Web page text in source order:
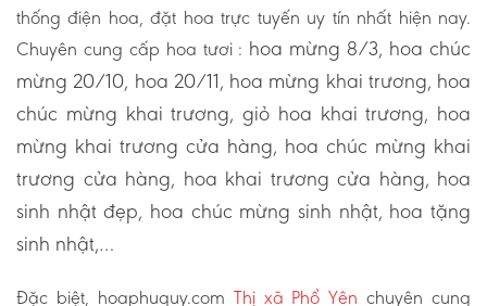
thống điện hoa, đặt hoa trực tuyến uy tín nhất hiện nay.
Chuyên cung cấp hoa tươi : hoa mừng 8/3, hoa chúc
mừng 20/10, hoa 20/11, hoa mừng khai trương, hoa
chúc mừng khai trương, giỏ hoa khai trương, hoa
mừng khai trương cửa hàng, hoa chúc mừng khai
trương cửa hàng, hoa khai trương cửa hàng, hoa
sinh nhật đẹp, hoa chúc mừng sinh nhật, hoa tặng
sinh nhật,…
Đặc biệt, hoaphuquy.com Thị xã Phổ Yên chuyên cung